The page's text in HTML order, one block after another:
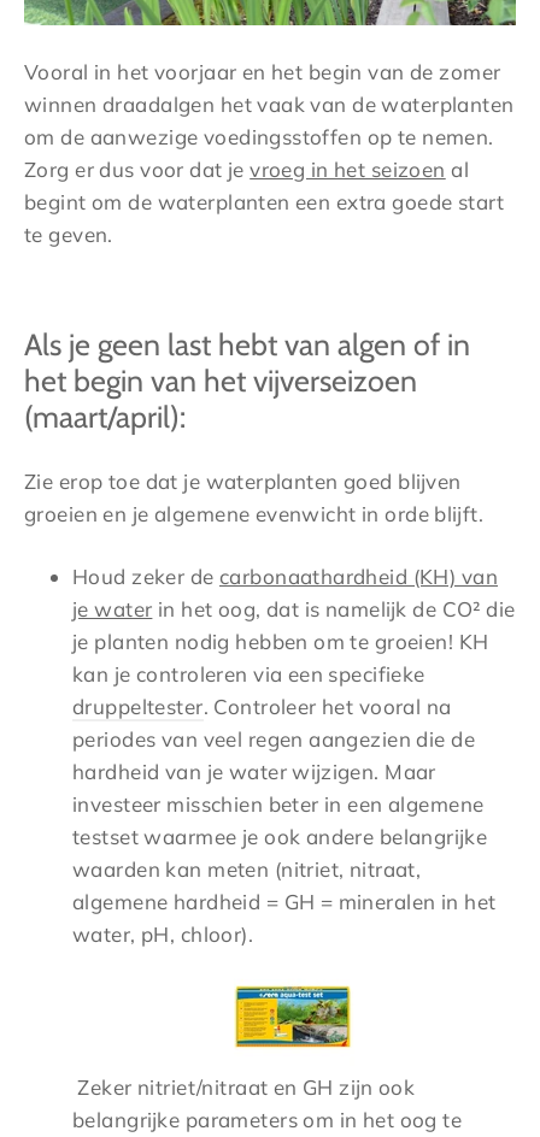
Vooral in het voorjaar en het begin van de zomer
winnen draadalgen het vaak van de waterplanten
om de aanwezige voedingsstoffen op te nemen.
Zorg er dus voor dat jevroeg in het seizoen al
begint om de waterplanten een extra goede start
te geven.
Als je geen last hebt van algen of in
het begin van het vijverseizoen
(maart/april):
Zie erop toe dat je waterplanten goed blijven
groeien en je algemene evenwicht in orde blijft.
Houd zeker de carbonaathardheid (KH) van
je water in het oog, dat is namelijk de CO² die
je planten nodig hebben om te groeien! KH
kan je controleren via een specifieke
druppeltester. Controleer het vooral na
periodes van veel regen aangezien die de
hardheid van je water wijzigen. Maar
investeer misschien beter in een algemene
testset waarmee je ook andere belangrijke
waarden kan meten (nitriet, nitraat,
algemene hardheid = GH = mineralen in het
water, pH, chloor).
Zeker nitriet/nitraat en GH zijn ook
belangrijke parameters om in het oog te